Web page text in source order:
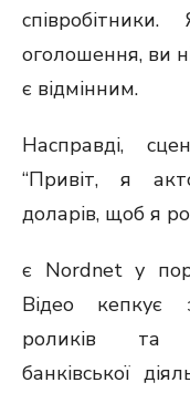
оголошення, ви
є відмінним.
Насправді,
“Привіт, я
доларів, щоб я
є Nordnet у
Відео кепкує
роликів та
банківської